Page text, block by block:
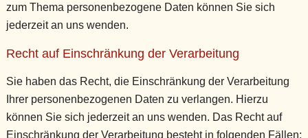
zum Thema personenbezogene Daten können Sie sich
jederzeit an uns wenden.
Recht auf Einschränkung der Verarbeitung
Sie haben das Recht, die Einschränkung der Verarbeitung
Ihrer personenbezogenen Daten zu verlangen. Hierzu
können Sie sich jederzeit an uns wenden. Das Recht auf
Einschränkung der Verarbeitung besteht in folgenden Fällen: